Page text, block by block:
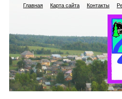
Главная Карта сайта Контакты